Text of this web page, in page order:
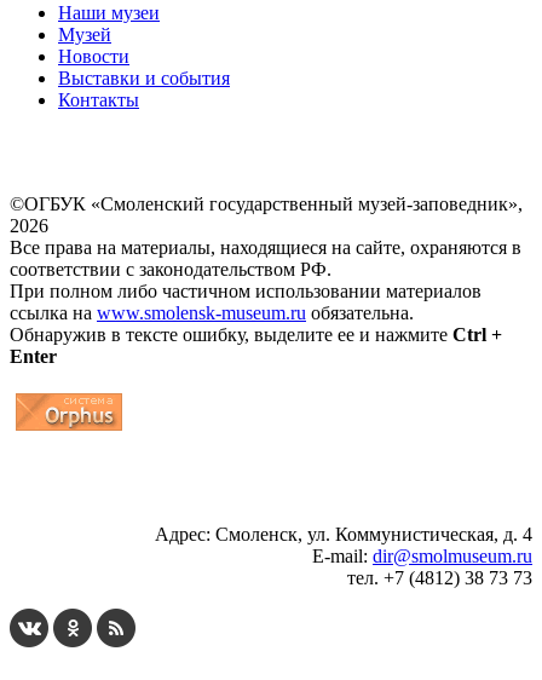
Наши музеи
Музей
Новости
Выставки и события
Контакты
©ОГБУК «Смоленский государственный музей-заповедник»,
2026
Все права на материалы, находящиеся на сайте, охраняются в
соответствии с законодательством РФ.
При полном либо частичном использовании материалов
ссылка на www.smolensk-museum.ru обязательна.
Обнаружив в тексте ошибку, выделите ее и нажмите Ctrl +
Enter
Адрес: Смоленск, ул. Коммунистическая, д. 4
E-mail: dir@smolmuseum.ru
тел. +7 (4812) 38 73 73